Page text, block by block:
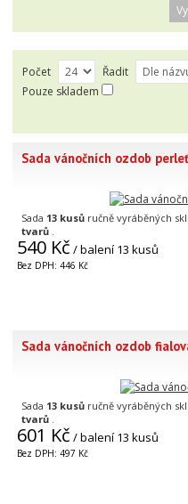
Počet Řadit
Pouze skladem
Sada vánočních ozdob
Sada 13 kusů ručně vyráběných
tvarů
540 Kč / balení 13 kusů
Bez DPH: 446 Kč
Sada vánočních ozdob
Sada 13 kusů ručně vyráběných
tvarů
601 Kč / balení 13 kusů
Bez DPH: 497 Kč